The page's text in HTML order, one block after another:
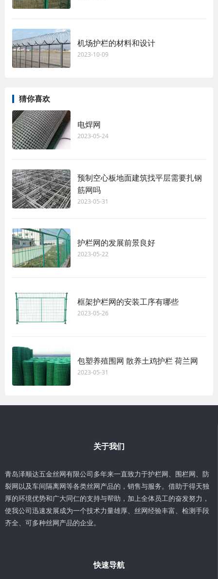
机场护栏的材料和设计
2023-10-09
猜你喜欢
电焊网
2023-05-24
预制空心板地面建筑找平层需要扎钢
筋网吗
2023-05-31
护栏网的发展前景良好
2023-05-22
框架护栏网的安装工序有哪些
2023-05-26
包塑养殖围网 散养土鸡护栏 荷兰网
2023-05-31
关于我们
青岛泽顺达五金丝网有限公司多年来一直致力于护栏网、围栏网、防
裂网以及车间隔离网等各类丝网产品的，销售与服务。借助于得天独
厚的环境优势和广大同仁的支持与帮助，加上全体员工的奋发努力，
使我公司迅速发展成为一个技术力量雄厚、丝网经验丰富、检测手段
齐全、可多种丝网产品的企业。
快速导航